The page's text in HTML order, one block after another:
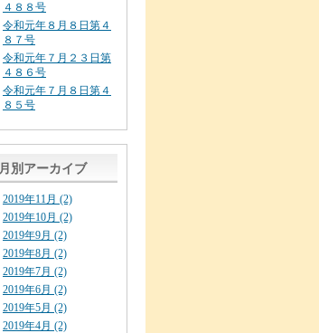
４８８号
令和元年８月８日第４
８７号
令和元年７月２３日第
４８６号
令和元年７月８日第４
８５号
月別アーカイブ
2019年11月 (2)
2019年10月 (2)
2019年9月 (2)
2019年8月 (2)
2019年7月 (2)
2019年6月 (2)
2019年5月 (2)
2019年4月 (2)